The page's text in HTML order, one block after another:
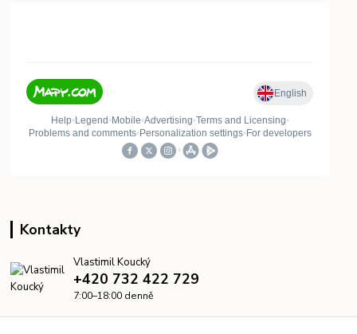
Kontakty
Vlastimil Koucký
+420 732 422 729
7:00–18:00 denně